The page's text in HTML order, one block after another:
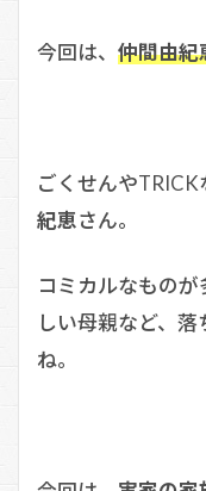
今回は、 仲間由紀
ごくせんや
紀恵さん。
コミカルなもの
しい母親など、
ね。